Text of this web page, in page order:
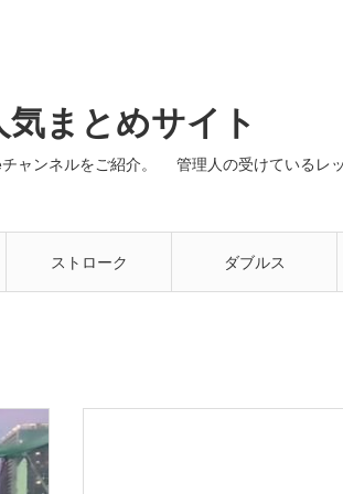
まとめサイト
ャンネルをご紹介。 管理人の受けているレ
ストローク ダブルス